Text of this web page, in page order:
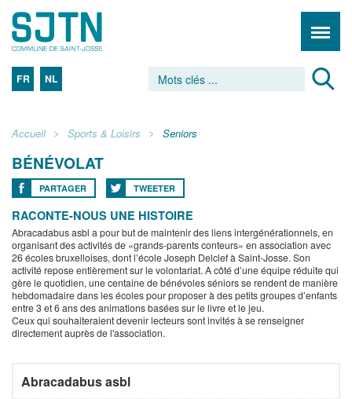
FR NL
Accueil Sports & Loisirs Seniors
BÉNÉVOLAT
PARTAGER TWEETER
RACONTE-NOUS UNE HISTOIRE
Abracadabus asbl a pour but de maintenir des liens intergénérationnels, en
organisant des activités de «grands-parents conteurs» en association avec
26 écoles bruxelloises, dont l’école Joseph Delclef à Saint-Josse. Son
activité repose entièrement sur le volontariat. A côté d’une équipe réduite qui
gère le quotidien, une centaine de bénévoles séniors se rendent de manière
hebdomadaire dans les écoles pour proposer à des petits groupes d’enfants
entre 3 et 6 ans des animations basées sur le livre et le jeu.
Ceux qui souhaiteraient devenir lecteurs sont invités à se renseigner
directement auprès de l'association.
Abracadabus asbl